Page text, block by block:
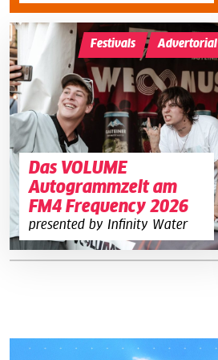
Das VOLUME
Autogrammzelt am
FM4 Frequency 2026
presented by Infinity Water
Festivals Advertorial